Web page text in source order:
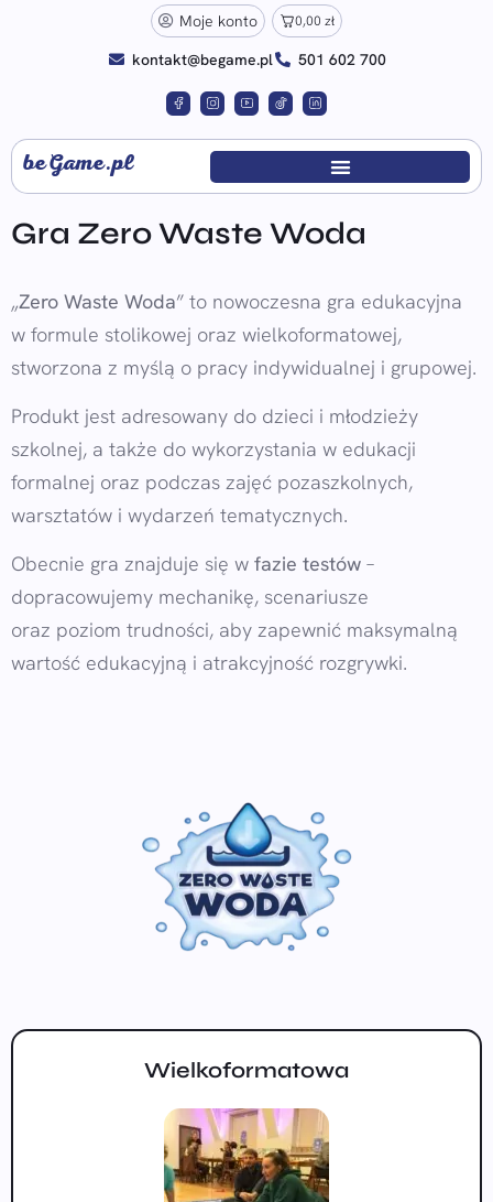
Moje konto 0,00 zł
kontakt@begame.pl 501 602 700
beGame.pl
Gra Zero Waste Woda
„Zero Waste Woda” to nowoczesna gra edukacyjna
w formule stolikowej oraz wielkoformatowej,
stworzona z myślą o pracy indywidualnej i grupowej.
Produkt jest adresowany do dzieci i młodzieży
szkolnej, a także do wykorzystania w edukacji
formalnej oraz podczas zajęć pozaszkolnych,
warsztatów i wydarzeń tematycznych.
Obecnie gra znajduje się w fazie testów –
dopracowujemy mechanikę, scenariusze
oraz poziom trudności, aby zapewnić maksymalną
wartość edukacyjną i atrakcyjność rozgrywki.
Wielkoformatowa